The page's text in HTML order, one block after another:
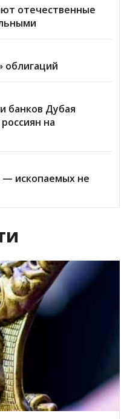
отечественные
облигаций
банков Дубая
на
— ископаемых не